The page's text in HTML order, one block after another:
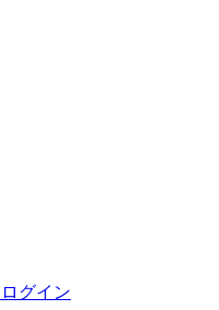
ログイン